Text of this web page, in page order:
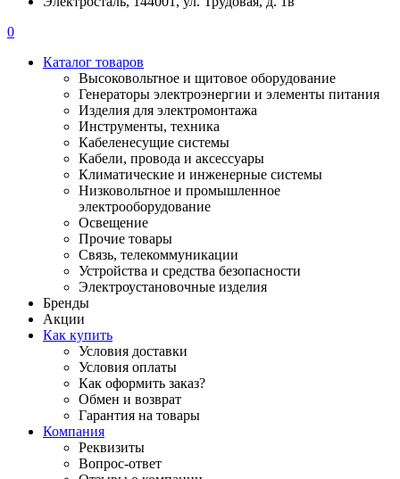
0
Каталог товаров
Высоковольтное и щитовое оборудование
Генераторы электроэнергии и элементы питания
Изделия для электромонтажа
Инструменты, техника
Кабеленесущие системы
Кабели, провода и аксессуары
Климатические и инженерные системы
Низковольтное и промышленное
электрооборудование
Освещение
Прочие товары
Связь, телекоммуникации
Устройства и средства безопасности
Электроустановочные изделия
Бренды
Акции
Как купить
Условия доставки
Условия оплаты
Как оформить заказ?
Обмен и возврат
Гарантия на товары
Компания
Реквизиты
Вопрос-ответ